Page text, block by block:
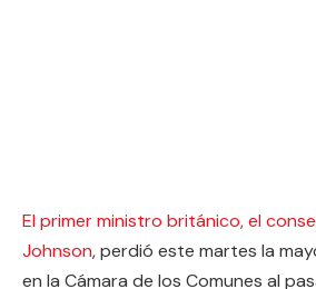
El primer ministro británico, el
Johnson, perdió este martes la
en la Cámara de los Comunes al